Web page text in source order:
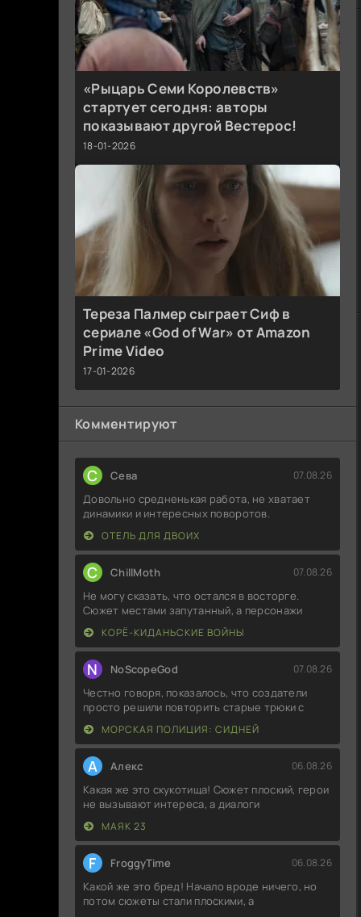
«Рыцарь Семи Королевств»
стартует сегодня: авторы
показывают другой Вестерос!
18-01-2026
Тереза Палмер сыграет Сиф в
сериале «God of War» от Amazon
Prime Video
17-01-2026
Комментируют
С Севa 07.08.26
Довольно средненькая работа, не хватает
динамики и интересных поворотов.
ОТЕЛЬ ДЛЯ ДВОИХ
C ChillMoth 07.08.26
Не могу сказать, что остался в восторге.
Сюжет местами запутанный, а персонажи
КОРЁ-КИДАНЬСКИЕ ВОЙНЫ
N NoScopeGod 07.08.26
Честно говоря, показалось, что создатели
просто решили повторить старые трюки с
МОРСКАЯ ПОЛИЦИЯ: СИДНЕЙ
А Алекс 06.08.26
Какая же это скукотища! Сюжет плоский, герои
не вызывают интереса, а диалоги
МАЯК 23
F FroggyTime 06.08.26
Какой же это бред! Начало вроде ничего, но
потом сюжеты стали плоскими, а